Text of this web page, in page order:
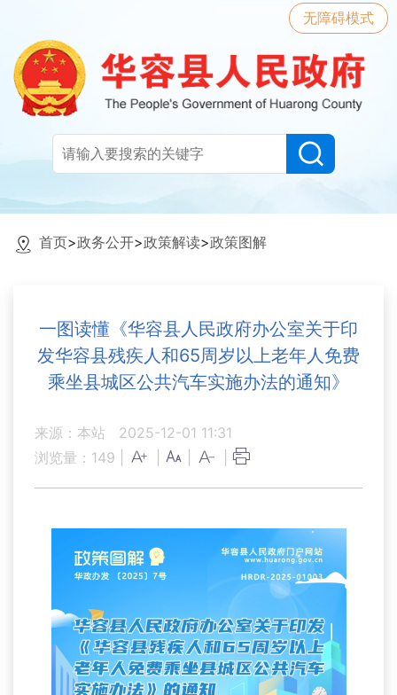
无障碍模式
首页>政务公开>政策解读>政策图解
一图读懂《华容县人民政府办公室关于印
发华容县残疾人和65周岁以上老年人免费
乘坐县城区公共汽车实施办法的通知》
来源：本站
2025-12-01 11:31
浏览量： 149